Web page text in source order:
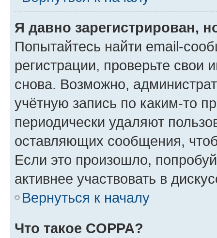
Я давно зарегистрирован,
Попытайтесь найти email-
регистрации, проверьте свои
снова. Возможно,
учётную запись по каким-то
периодически удаляют
оставляющих сообщения,
Если это произошло,
активнее участвовать в
Вернуться к началу
Что такое COPPA?